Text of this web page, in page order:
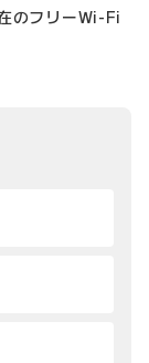
のフリーWi-Fi